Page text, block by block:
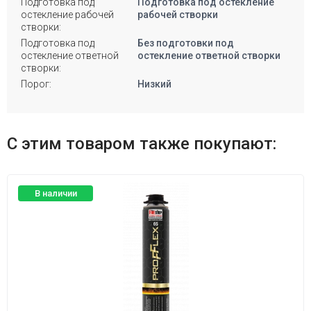
остекление рабочей
створки:
рабочей створки
Подготовка под
остекление ответной
створки:
Без подготовки под
остекление ответной створки
Порог: Низкий
С этим товаром также покупают:
В наличии